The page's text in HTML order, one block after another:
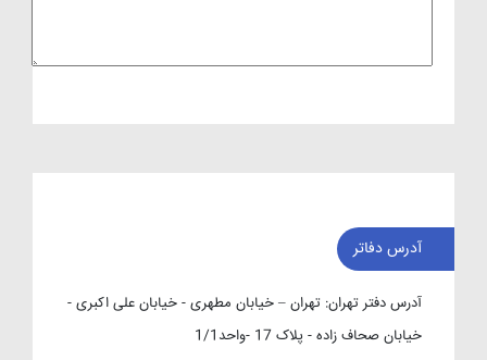
آدرس دفاتر
آدرس دفتر تهران: تهران – خیابان مطهری - خیابان علی اکبری -
خیابان صحاف زاده - پلاک 17 -واحد1/1